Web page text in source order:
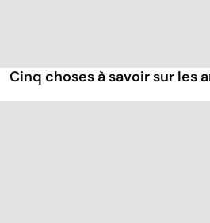
Cinq choses à savoir sur les